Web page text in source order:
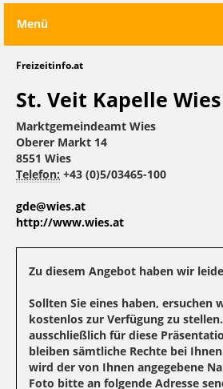
Menü
Freizeitinfo.at
St. Veit Kapelle Wies
Marktgemeindeamt Wies
Oberer Markt 14
8551 Wies
Telefon: +43 (0)5/03465-100
gde@wies.at
http://www.wies.at
Zu diesem Angebot haben wir
Sollten Sie eines haben, ersuchen
kostenlos zur Verfügung zu
ausschließlich für diese
bleiben sämtliche Rechte bei
wird der von Ihnen angegebene
Foto bitte an folgende Adresse